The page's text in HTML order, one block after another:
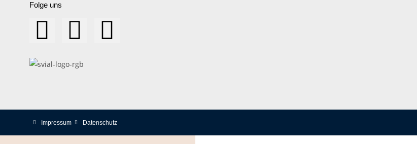
Folge uns
Impressum Datenschutz